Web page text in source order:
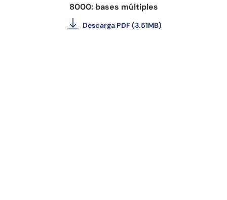
8000: bases múltiples
Descarga PDF (3.51MB)